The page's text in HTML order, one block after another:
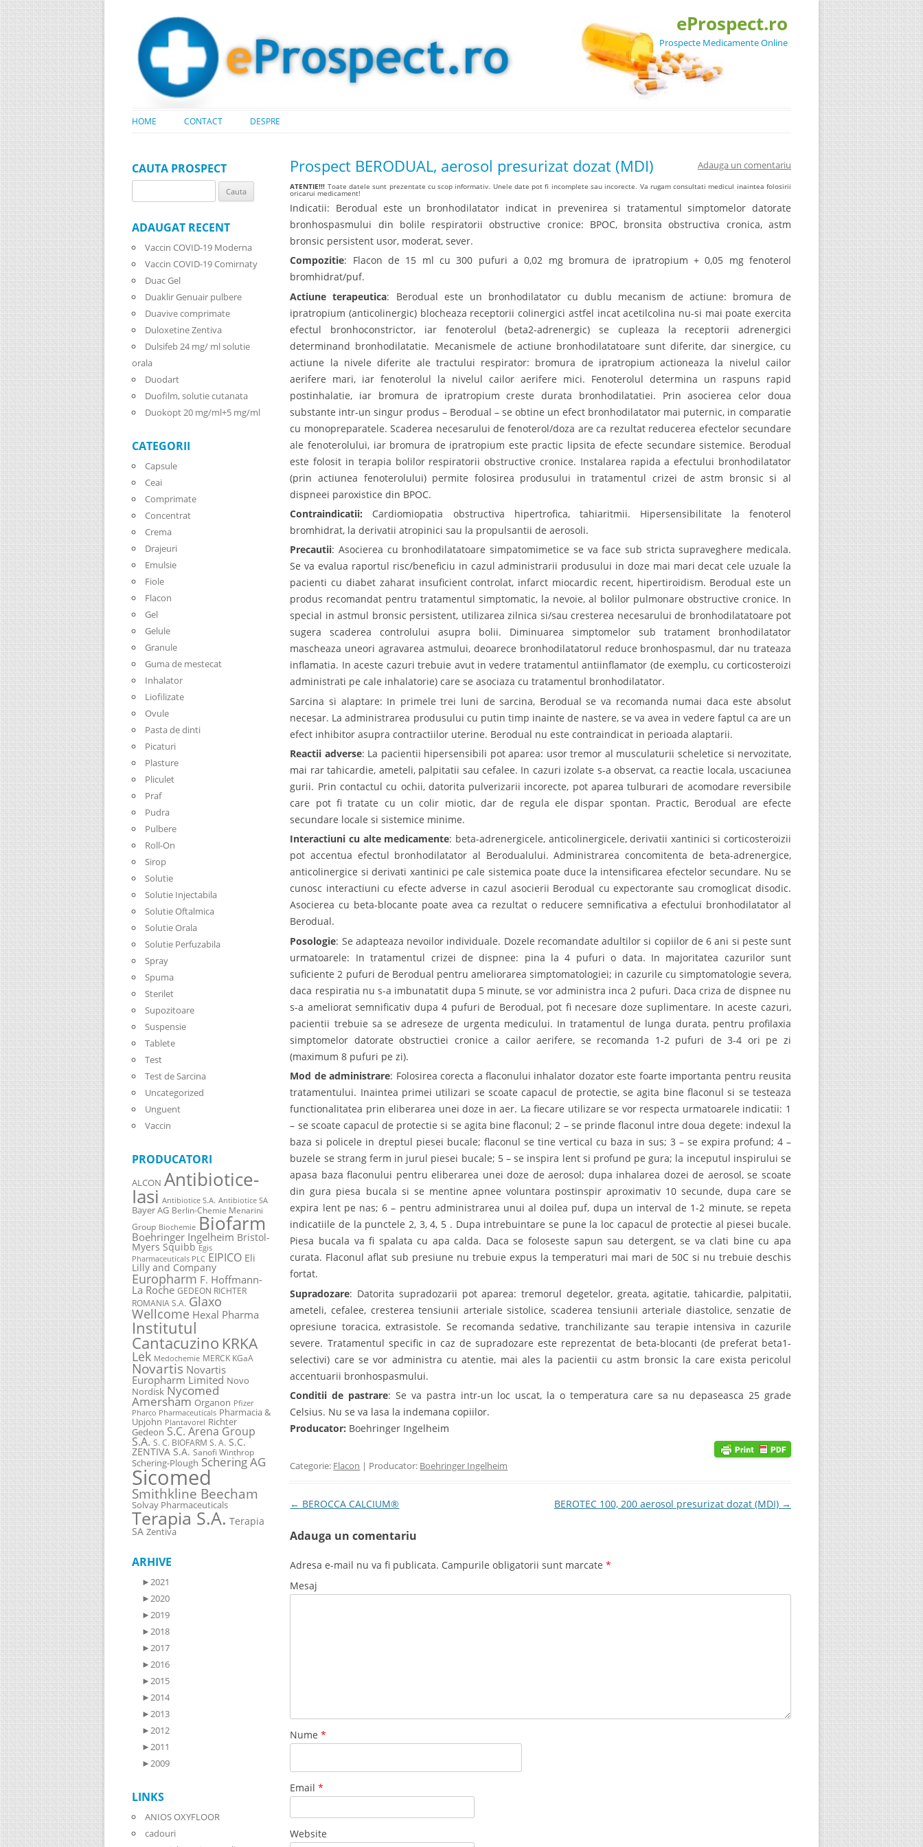
eProspect.ro
Prospecte Medicamente Online
HOME CONTACT DESPRE
Prospect BERODUAL, aerosol presurizat dozat (MDI) Adauga un comentariu
ATENTIE!!! Toate datele sunt prezentate cu scop informativ. Unele date pot fi incomplete sau incorecte. Va rugam consultati medicul inaintea folosirii
oricarui medicament!
Indicatii: Berodual este un bronhodilatator indicat in prevenirea si tratamentul simptomelor datorate
bronhospasmului din bolile respiratorii obstructive cronice: BPOC, bronsita obstructiva cronica, astm
bronsic persistent usor, moderat, sever.
Compozitie: Flacon de 15 ml cu 300 pufuri a 0,02 mg bromura de ipratropium + 0,05 mg fenoterol
bromhidrat/puf.
Actiune terapeutica: Berodual este un bronhodilatator cu dublu mecanism de actiune: bromura de
ipratropium (anticolinergic) blocheaza receptorii colinergici astfel incat acetilcolina nu-si mai poate exercita
efectul bronhoconstrictor, iar fenoterolul (beta2-adrenergic) se cupleaza la receptorii adrenergici
determinand bronhodilatatie. Mecanismele de actiune bronhodilatatoare sunt diferite, dar sinergice, cu
actiune la nivele diferite ale tractului respirator: bromura de ipratropium actioneaza la nivelul cailor
aerifere mari, iar fenoterolul la nivelul cailor aerifere mici. Fenoterolul determina un raspuns rapid
postinhalatie, iar bromura de ipratropium creste durata bronhodilatatiei. Prin asocierea celor doua
substante intr-un singur produs – Berodual – se obtine un efect bronhodilatator mai puternic, in comparatie
cu monopreparatele. Scaderea necesarului de fenoterol/doza are ca rezultat reducerea efectelor secundare
ale fenoterolului, iar bromura de ipratropium este practic lipsita de efecte secundare sistemice. Berodual
este folosit in terapia bolilor respiratorii obstructive cronice. Instalarea rapida a efectului bronhodilatator
(prin actiunea fenoterolului) permite folosirea produsului in tratamentul crizei de astm bronsic si al
dispneei paroxistice din BPOC.
Contraindicatii: Cardiomiopatia obstructiva hipertrofica, tahiaritmii. Hipersensibilitate la fenoterol
bromhidrat, la derivatii atropinici sau la propulsantii de aerosoli.
Precautii: Asocierea cu bronhodilatatoare simpatomimetice se va face sub stricta supraveghere medicala.
Se va evalua raportul risc/beneficiu in cazul administrarii produsului in doze mai mari decat cele uzuale la
pacienti cu diabet zaharat insuficient controlat, infarct miocardic recent, hipertiroidism. Berodual este un
produs recomandat pentru tratamentul simptomatic, la nevoie, al bolilor pulmonare obstructive cronice. In
special in astmul bronsic persistent, utilizarea zilnica si/sau cresterea necesarului de bronhodilatatoare pot
sugera scaderea controlului asupra bolii. Diminuarea simptomelor sub tratament bronhodilatator
mascheaza uneori agravarea astmului, deoarece bronhodilatatorul reduce bronhospasmul, dar nu trateaza
inflamatia. In aceste cazuri trebuie avut in vedere tratamentul antiinflamator (de exemplu, cu corticosteroizi
administrati pe cale inhalatorie) care se asociaza cu tratamentul bronhodilatator.
Sarcina si alaptare: In primele trei luni de sarcina, Berodual se va recomanda numai daca este absolut
necesar. La administrarea produsului cu putin timp inainte de nastere, se va avea in vedere faptul ca are un
efect inhibitor asupra contractiilor uterine. Berodual nu este contraindicat in perioada alaptarii.
Reactii adverse: La pacientii hipersensibili pot aparea: usor tremor al musculaturii scheletice si nervozitate,
mai rar tahicardie, ameteli, palpitatii sau cefalee. In cazuri izolate s-a observat, ca reactie locala, uscaciunea
gurii. Prin contactul cu ochii, datorita pulverizarii incorecte, pot aparea tulburari de acomodare reversibile
care pot fi tratate cu un colir miotic, dar de regula ele dispar spontan. Practic, Berodual are efecte
secundare locale si sistemice minime.
Interactiuni cu alte medicamente: beta-adrenergicele, anticolinergicele, derivatii xantinici si corticosteroizii
pot accentua efectul bronhodilatator al Berodualului. Administrarea concomitenta de beta-adrenergice,
anticolinergice si derivati xantinici pe cale sistemica poate duce la intensificarea efectelor secundare. Nu se
cunosc interactiuni cu efecte adverse in cazul asocierii Berodual cu expectorante sau cromoglicat disodic.
Asocierea cu beta-blocante poate avea ca rezultat o reducere semnificativa a efectului bronhodilatator al
Berodual.
Posologie: Se adapteaza nevoilor individuale. Dozele recomandate adultilor si copiilor de 6 ani si peste sunt
urmatoarele: In tratamentul crizei de dispnee: pina la 4 pufuri o data. In majoritatea cazurilor sunt
suficiente 2 pufuri de Berodual pentru ameliorarea simptomatologiei; in cazurile cu simptomatologie severa,
daca respiratia nu s-a imbunatatit dupa 5 minute, se vor administra inca 2 pufuri. Daca criza de dispnee nu
s-a ameliorat semnificativ dupa 4 pufuri de Berodual, pot fi necesare doze suplimentare. In aceste cazuri,
pacientii trebuie sa se adreseze de urgenta medicului. In tratamentul de lunga durata, pentru profilaxia
simptomelor datorate obstructiei cronice a cailor aerifere, se recomanda 1-2 pufuri de 3-4 ori pe zi
(maximum 8 pufuri pe zi).
Mod de administrare: Folosirea corecta a flaconului inhalator dozator este foarte importanta pentru reusita
tratamentului. Inaintea primei utilizari se scoate capacul de protectie, se agita bine flaconul si se testeaza
functionalitatea prin eliberarea unei doze in aer. La fiecare utilizare se vor respecta urmatoarele indicatii: 1
– se scoate capacul de protectie si se agita bine flaconul; 2 – se prinde flaconul intre doua degete: indexul la
baza si policele in dreptul piesei bucale; flaconul se tine vertical cu baza in sus; 3 – se expira profund; 4 –
buzele se strang ferm in jurul piesei bucale; 5 – se inspira lent si profund pe gura; la inceputul inspirului se
apasa baza flaconului pentru eliberarea unei doze de aerosol; dupa inhalarea dozei de aerosol, se scoate
din gura piesa bucala si se mentine apnee voluntara postinspir aproximativ 10 secunde, dupa care se
expira lent pe nas; 6 – pentru administrarea unui al doilea puf, dupa un interval de 1-2 minute, se repeta
indicatiile de la punctele 2, 3, 4, 5 . Dupa intrebuintare se pune la loc capacul de protectie al piesei bucale.
Piesa bucala va fi spalata cu apa calda. Daca se foloseste sapun sau detergent, se va clati bine cu apa
curata. Flaconul aflat sub presiune nu trebuie expus la temperaturi mai mari de 50C si nu trebuie deschis
fortat.
Supradozare: Datorita supradozarii pot aparea: tremorul degetelor, greata, agitatie, tahicardie, palpitatii,
ameteli, cefalee, cresterea tensiunii arteriale sistolice, scaderea tensiunii arteriale diastolice, senzatie de
opresiune toracica, extrasistole. Se recomanda sedative, tranchilizante sau terapie intensiva in cazurile
severe. Tratamentul specific in caz de supradozare este reprezentat de beta-blocanti (de preferat beta1-
selectivi) care se vor administra cu atentie, mai ales la pacientii cu astm bronsic la care exista pericolul
accentuarii bronhospasmului.
Conditii de pastrare: Se va pastra intr-un loc uscat, la o temperatura care sa nu depaseasca 25 grade
Celsius. Nu se va lasa la indemana copiilor.
Producator: Boehringer Ingelheim
Categorie: Flacon | Producator: Boehringer Ingelheim
Post navigation
← BEROCCA CALCIUM® BEROTEC 100, 200 aerosol presurizat dozat (MDI) →
Adauga un comentariu
Adresa e-mail nu va fi publicata. Campurile obligatorii sunt marcate*
Mesaj
Nume*
Email*
Website
CAUTA PROSPECT
for:
ADAUGAT RECENT
Vaccin COVID-19 Moderna
Vaccin COVID-19 Comirnaty
Duac Gel
Duaklir Genuair pulbere
Duavive comprimate
Duloxetine Zentiva
Dulsifeb 24 mg/ ml solutie
orala
Duodart
Duofilm, solutie cutanata
Duokopt 20 mg/ml+5 mg/ml
CATEGORII
Capsule
Ceai
Comprimate
Concentrat
Crema
Drajeuri
Emulsie
Fiole
Flacon
Gel
Gelule
Granule
Guma de mestecat
Inhalator
Liofilizate
Ovule
Pasta de dinti
Picaturi
Plasture
Pliculet
Praf
Pudra
Pulbere
Roll-On
Sirop
Solutie
Solutie Injectabila
Solutie Oftalmica
Solutie Orala
Solutie Perfuzabila
Spray
Spuma
Sterilet
Supozitoare
Suspensie
Tablete
Test
Test de Sarcina
Uncategorized
Unguent
Vaccin
PRODUCATORI
ALCON Antibiotice-
Iasi Antibiotice S.A. Antibiotice SA
Bayer AG Berlin-Chemie Menarini
Group Biochemie Biofarm
Boehringer Ingelheim Bristol-
Myers Squibb Egis
Pharmaceuticals PLC EIPICO Eli
Lilly and Company
Europharm F. Hoffmann-
La Roche GEDEON RICHTER
ROMANIA S.A. Glaxo
Wellcome Hexal Pharma
Institutul
Cantacuzino KRKA
Lek Medochemie MERCK KGaA
Novartis Novartis
Europharm Limited Novo
Nordisk Nycomed
Amersham Organon Pfizer
Pharco Pharmaceuticals Pharmacia &
Upjohn Plantavorel Richter
Gedeon S.C. Arena Group
S.A. S. C. BIOFARM S. A. S.C.
ZENTIVA S.A. Sanofi Winthrop
Schering-Plough Schering AG
Sicomed
Smithkline Beecham
Solvay Pharmaceuticals
Terapia S.A. Terapia
SA Zentiva
ARHIVE
►2021
►2020
►2019
►2018
►2017
►2016
►2015
►2014
►2013
►2012
►2011
►2009
LINKS
ANIOS OXYFLOOR
cadouri